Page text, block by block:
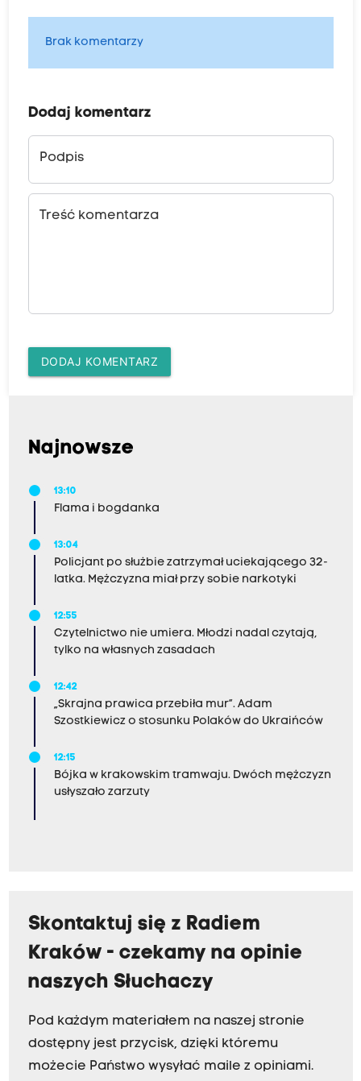
Brak komentarzy
Dodaj komentarz
Podpis
Treść komentarza
DODAJ KOMENTARZ
Najnowsze
13:10
Flama i bogdanka
13:04
Policjant po służbie zatrzymał uciekającego 32-
latka. Mężczyzna miał przy sobie narkotyki
12:55
Czytelnictwo nie umiera. Młodzi nadal czytają,
tylko na własnych zasadach
12:42
„Skrajna prawica przebiła mur”. Adam
Szostkiewicz o stosunku Polaków do Ukraińców
12:15
Bójka w krakowskim tramwaju. Dwóch mężczyzn
usłyszało zarzuty
Skontaktuj się z Radiem
Kraków - czekamy na opinie
naszych Słuchaczy
Pod każdym materiałem na naszej stronie
dostępny jest przycisk, dzięki któremu
możecie Państwo wysyłać maile z opiniami.